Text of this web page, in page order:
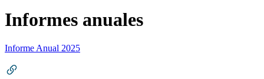
Informes anuales
Informe Anual 2025